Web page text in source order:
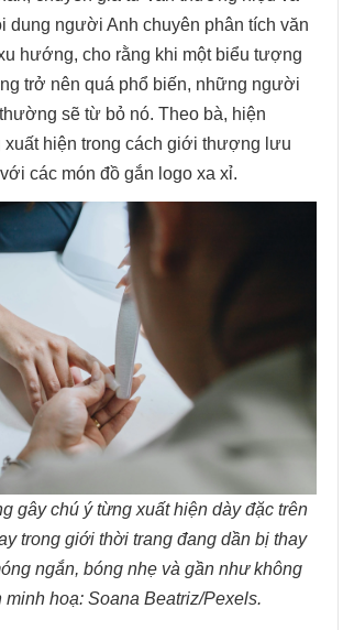
dung người Anh chuyên phân tích văn
hướng, cho rằng khi một biểu tượng
trở nên quá phổ biến, những người
sẽ từ bỏ nó. Theo bà, hiện
hiện trong cách giới thượng lưu
các món đồ gắn logo xa xỉ.
gây chú ý từng xuất hiện dày đặc trên
trong giới thời trang đang dần bị thay
ngắn, bóng nhẹ và gần như không
minh hoạ: Soana Beatriz/Pexels.